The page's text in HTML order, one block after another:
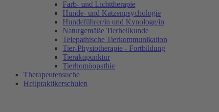
Farb- und Lichttherapie
Hunde- und Katzenpsychologie
Hundeführer/in und Kynologe/in
Naturgemäße Tierheilkunde
Telepathische Tierkommunikation
Tier-Physiotherapie - Fortbildung
Tierakupunktur
Tierhomöopathie
Therapeutensuche
Heilpraktikerschulen